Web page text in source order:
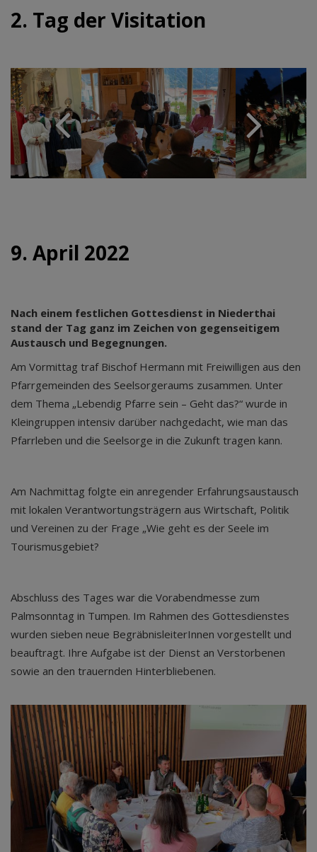
2. Tag der Visitation
9. April 2022
Nach einem festlichen Gottesdienst in Niederthai
stand der Tag ganz im Zeichen von gegenseitigem
Austausch und Begegnungen.
Am Vormittag traf Bischof Hermann mit Freiwilligen aus den
Pfarrgemeinden des Seelsorgeraums zusammen. Unter
dem Thema „Lebendig Pfarre sein – Geht das?“ wurde in
Kleingruppen intensiv darüber nachgedacht, wie man das
Pfarrleben und die Seelsorge in die Zukunft tragen kann.
Am Nachmittag folgte ein anregender Erfahrungsaustausch
mit lokalen Verantwortungsträgern aus Wirtschaft, Politik
und Vereinen zu der Frage „Wie geht es der Seele im
Tourismusgebiet?
Abschluss des Tages war die Vorabendmesse zum
Palmsonntag in Tumpen. Im Rahmen des Gottesdienstes
wurden sieben neue BegräbnisleiterInnen vorgestellt und
beauftragt. Ihre Aufgabe ist der Dienst an Verstorbenen
sowie an den trauernden Hinterbliebenen.